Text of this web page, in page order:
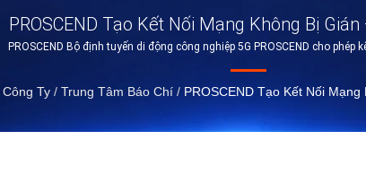
PROSCEND Tạo Kết Nối Mạng Không Bị
PROSCEND Bộ định tuyến di động công nghiệp 5G PROSCEND cho phép
Công Ty / Trung Tâm Báo Chí / PROSCEND Tạo Kết Nối